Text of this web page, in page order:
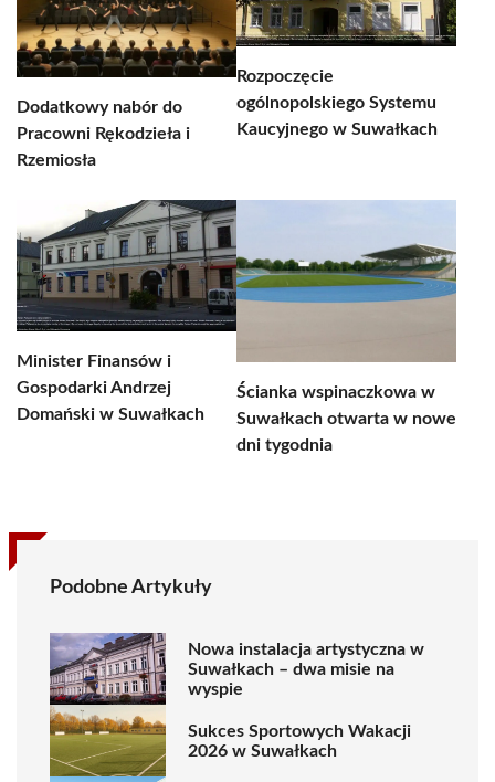
Dodatkowy nabór do
Pracowni Rękodzieła i
Rzemiosła
Rozpoczęcie
ogólnopolskiego Systemu
Kaucyjnego w Suwałkach
Minister Finansów i
Gospodarki Andrzej
Domański w Suwałkach
Ścianka wspinaczkowa w
Suwałkach otwarta w nowe
dni tygodnia
Podobne Artykuły
Nowa instalacja artystyczna w
Suwałkach – dwa misie na
wyspie
Sukces Sportowych Wakacji
2026 w Suwałkach